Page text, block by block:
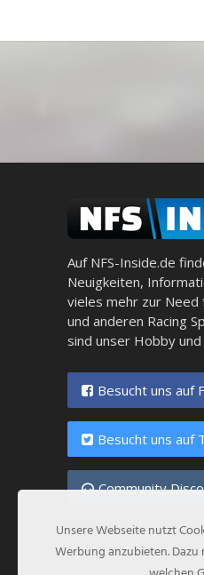
Auf NFS-Inside.de
Neuigkeiten,
vieles mehr zur Need
und anderen Racing
sind unser Hobby
Besucht uns auf
Besucht uns
Community
Unsere Webseite nutzt
Werbung anzubieten.